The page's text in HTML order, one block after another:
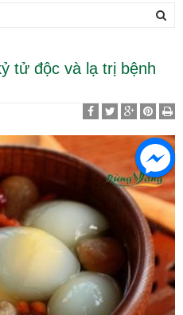
tử độc và lạ trị bệnh